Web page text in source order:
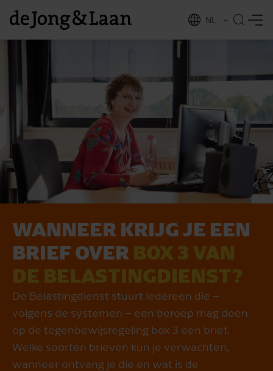
NL
WANNEER KRIJG JE EEN
BRIEF OVER BOX 3 VAN
DE BELASTING­DIENST?
De Belastingdienst stuurt iedereen die –
volgens de systemen – een beroep mag doen
op de tegenbewijsregeling box 3 een brief.
Welke soorten brieven kun je verwachten,
wanneer ontvang je die en wat is de